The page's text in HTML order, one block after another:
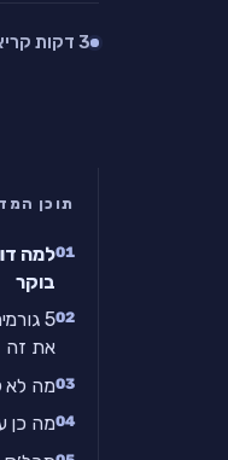
3 דקות קריאה
תוכן
בוקר
5
את זה
מה לא
מה כן